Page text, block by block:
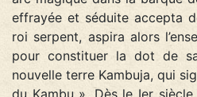
effrayée et séduite accepta
roi serpent, aspira alors
pour constituer la dot de
nouvelle terre Kambuja, qui